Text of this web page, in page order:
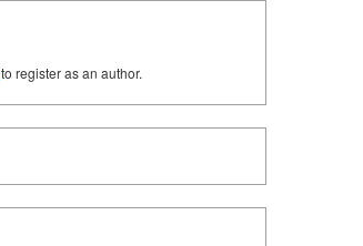
to register as an author.